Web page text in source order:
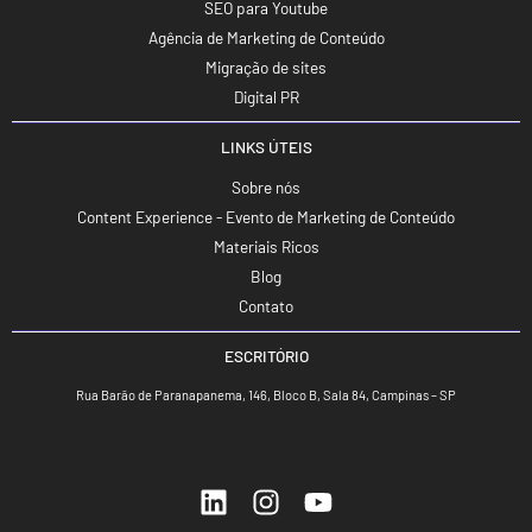
SEO para Youtube
Agência de Marketing de Conteúdo
Migração de sites
Digital PR
LINKS ÚTEIS
Sobre nós
Content Experience - Evento de Marketing de Conteúdo
Materiais Ricos
Blog
Contato
ESCRITÓRIO
Rua Barão de Paranapanema, 146, Bloco B, Sala 84, Campinas – SP